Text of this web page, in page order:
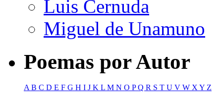
Luis Cernuda
Miguel de Unamuno
Poemas por Autor
AB C D E F G H I J K L M N O PQ R S T U V W XY Z